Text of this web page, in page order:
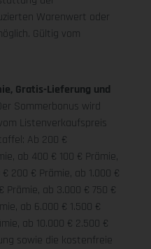
Warenwert oder
Gültig vom
Gratis-Lieferung und
Sommerbonus wird
Listenverkaufspreis
Ab 200 €
ab 400 € 100 € Prämie,
200 € Prämie, ab 1.000 €
Prämie, ab 3.000 € 750 €
ab 6.000 € 1.500 €
ab 10.000 € 2.500 €
sowie die kostenfreie